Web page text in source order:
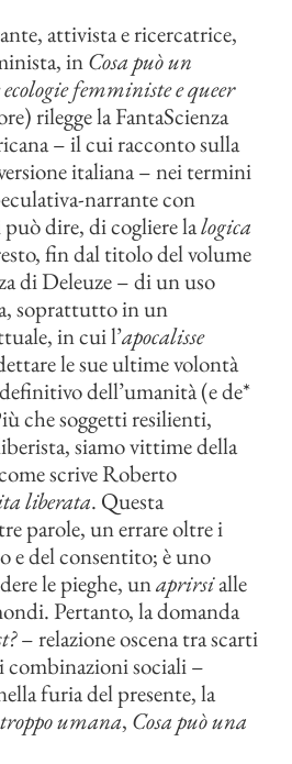
attivista e ricercatrice,
inCosa può un
femministe e queer
rilegge la FantaScienza
– il cui racconto sulla
italiana – nei termini
narrante con
può dire, di cogliere lalogica
fin dal titolo del volume
di Deleuze – di un uso
soprattutto in un
in cui l’apocalisse
le sue ultime volontà
dell’umanità (e de*
che soggetti resilienti,
siamo vittime della
scrive Roberto
liberata. Questa
parole, un errare oltre i
e del consentito; è uno
le pieghe, unaprirsialle
Pertanto, la domanda
– relazione oscena tra scarti
combinazioni sociali –
furia del presente, la
umana, Cosa può una